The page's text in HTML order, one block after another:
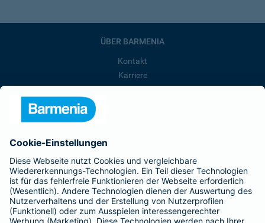
ÜBER BARMENIA
Kontakt
Karriere
Barmenia ist Teil der BarmeniaGothaer
BELIEBTE SEITEN
Kranken-Zusatzversicherung
Tierversicherungen
Haftpflichtversicherung